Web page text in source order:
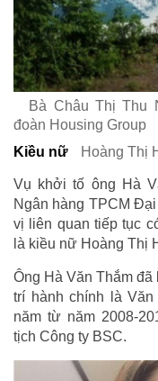
Bà Châu Thị Thu
đoàn Housing Group
Kiều nữ
Hoàng Thị
Vụ khởi tố ông Hà
Ngân hàng TPCM
vị liên quan tiếp tục
là kiều nữ Hoàng Thị
Ông Hà Văn Thắm
trí hành chính là
năm từ năm 2008-
tịch Công ty BSC.